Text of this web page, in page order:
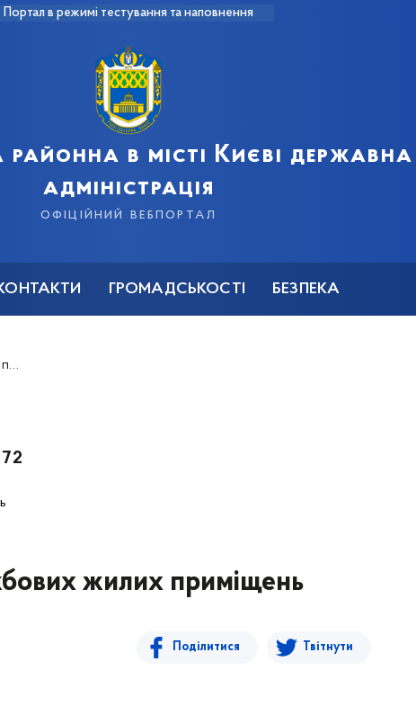
Портал в режимі тестування та наповнення
районна в місті Києві державна
адміністрація
офіційний вебпортал
ГРОМАДСЬКОСТІ БЕЗПЕКА
жилих приміщень
Поділитися Твітнути